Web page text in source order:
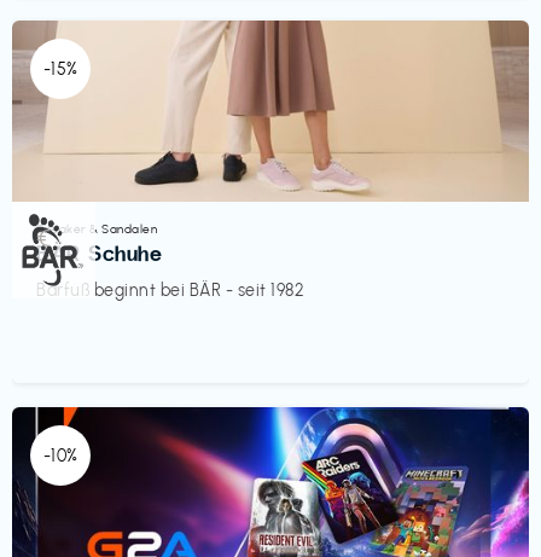
-15%
Sneaker & Sandalen
BÄR Schuhe
Barfuß beginnt bei BÄR - seit 1982
€‎
-10%